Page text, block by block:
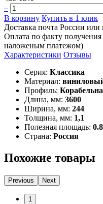
–
В корзину Купить в 1 клик
Доставка почта России или
Оплата по факту
наложеным платежом)
Характеристики Отзывы
Серия: Классика
Материал:
Профиль:
Длина, мм: 3600
Ширина, мм: 244
Толщина, мм: 1,1
Полезная площадь:
Страна: Россия
Похожие товары
Previous Next
1